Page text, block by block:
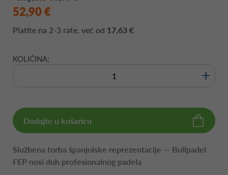
52,90 €
Platite na 2-3 rate, već od 17,63 €
KOLIČINA:
+
Dodajte u košaricu
Službena torba španjolske reprezentacije — Bullpadel
FEP nosi duh profesionalnog padela